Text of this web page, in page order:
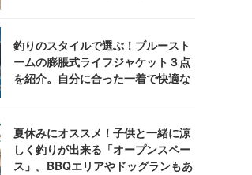
釣りのスタイルで選ぶ！ブルースト
ームの膨脹式ライフジャケット３点
を紹介。自分に合った一着で快適な
夏休みにオススメ！子供と一緒に涼
しく釣りが出来る「オープンスペー
ス」。BBQエリアやドッグランもあ